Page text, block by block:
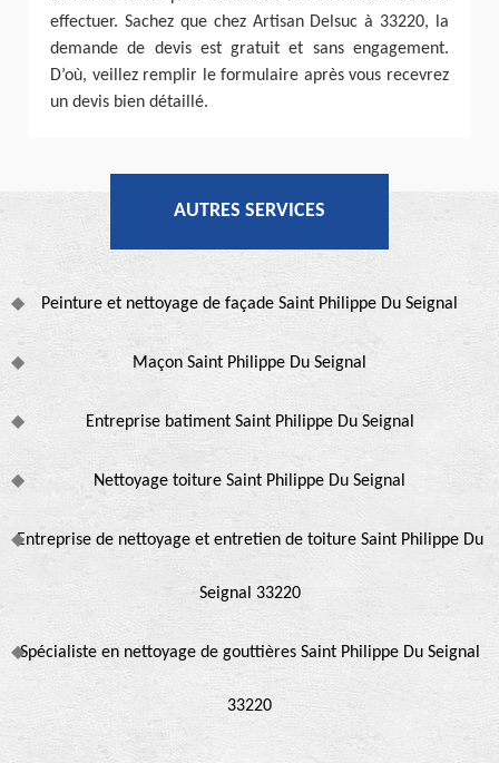
effectuer. Sachez que chez Artisan Delsuc à 33220, la
demande de devis est gratuit et sans engagement.
D’où, veillez remplir le formulaire après vous recevrez
un devis bien détaillé.
AUTRES SERVICES
Peinture et nettoyage de façade Saint Philippe Du Seignal
Maçon Saint Philippe Du Seignal
Entreprise batiment Saint Philippe Du Seignal
Nettoyage toiture Saint Philippe Du Seignal
Entreprise de nettoyage et entretien de toiture Saint Philippe Du
Seignal 33220
Spécialiste en nettoyage de gouttières Saint Philippe Du Seignal
33220